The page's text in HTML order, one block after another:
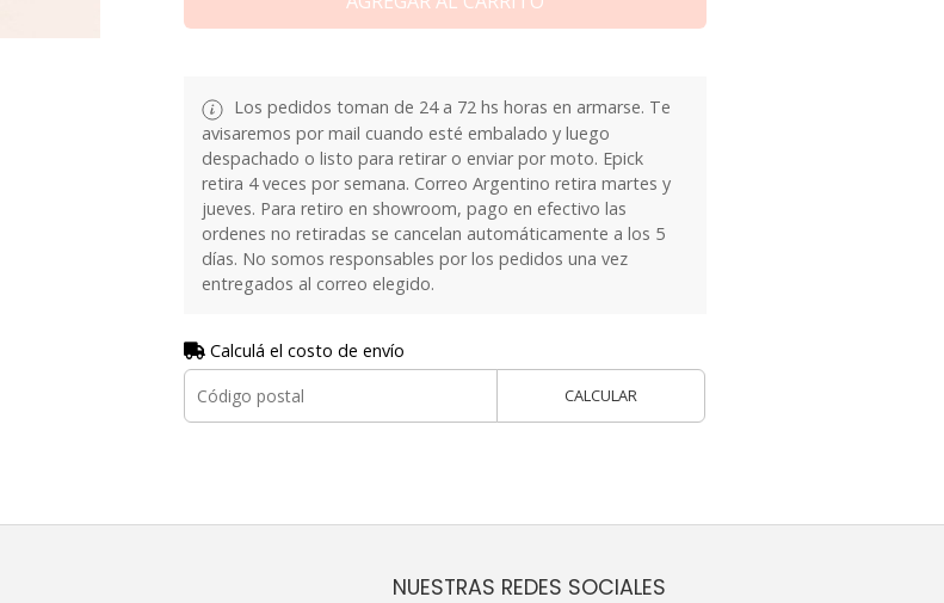
Los pedidos toman de 24 a 72 hs horas en armarse. Te
avisaremos por mail cuando esté embalado y luego
despachado o listo para retirar o enviar por moto. Epick
retira 4 veces por semana. Correo Argentino retira martes y
jueves. Para retiro en showroom, pago en efectivo las
ordenes no retiradas se cancelan automáticamente a los 5
días. No somos responsables por los pedidos una vez
entregados al correo elegido.
Calculá el costo de envío
CALCULAR
NUESTRAS REDES SOCIALES